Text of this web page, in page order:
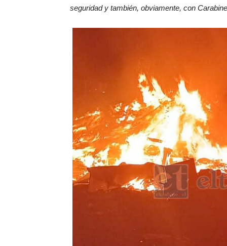
seguridad y también, obviamente, con